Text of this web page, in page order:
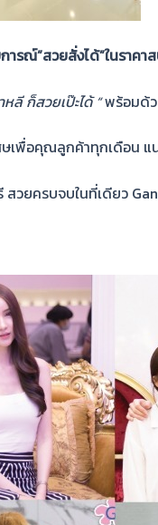
รณ์”สวยสั่งได้”ในราคา
ลี ก็สวยเป๊ะได้ “พร้อมด้ว
เพื่อคุณลูกค้าทุกเดือน แน
วยครบจบในที่เดียว